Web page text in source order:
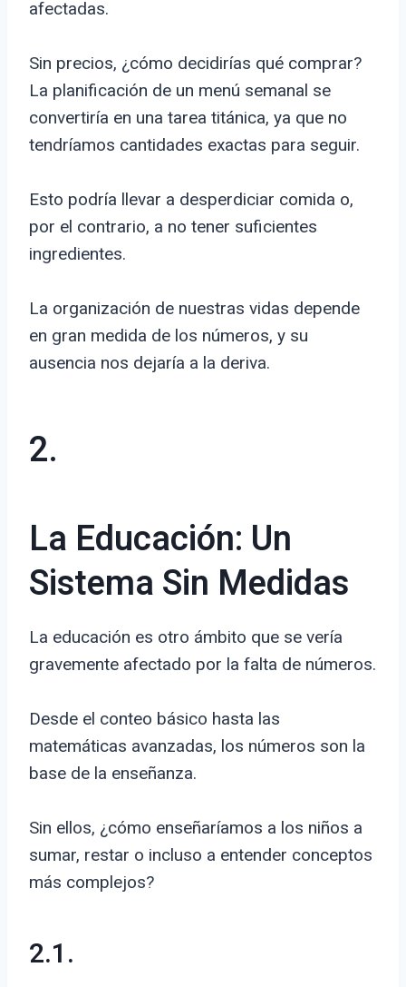
afectadas.
Sin precios, ¿cómo decidirías qué comprar?
La planificación de un menú semanal se
convertiría en una tarea titánica, ya que no
tendríamos cantidades exactas para seguir.
Esto podría llevar a desperdiciar comida o,
por el contrario, a no tener suficientes
ingredientes.
La organización de nuestras vidas depende
en gran medida de los números, y su
ausencia nos dejaría a la deriva.
2.
La Educación: Un
Sistema Sin Medidas
La educación es otro ámbito que se vería
gravemente afectado por la falta de números.
Desde el conteo básico hasta las
matemáticas avanzadas, los números son la
base de la enseñanza.
Sin ellos, ¿cómo enseñaríamos a los niños a
sumar, restar o incluso a entender conceptos
más complejos?
2.1.